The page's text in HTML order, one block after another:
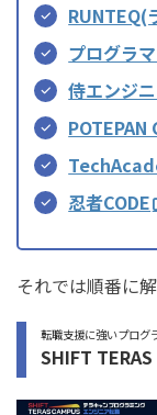
RUNTEQ(
プログラ
侍エンジ
忍者CODE
それでは順番に
転職支援に強いプロ
SHIFT